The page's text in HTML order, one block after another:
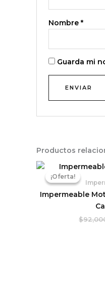
Nombre*
Guarda mi
Productos
¡Oferta!
¡Oferta!
Impermeable
$